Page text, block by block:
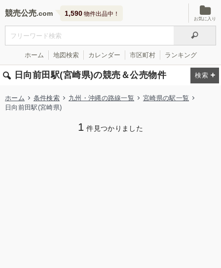
競売公売 1,590 物件出品中！
お気に入り
ホーム 地図検索 カレンダー 市区町村 ランキング
日向前田駅(宮崎県)の競売＆公売物件
ホーム 条件検索 九州・沖縄の路線一覧
宮崎県の駅一覧
日向前田駅(宮崎県)
1 件見つかりました